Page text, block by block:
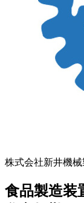
株式会社新井機
食品製造装